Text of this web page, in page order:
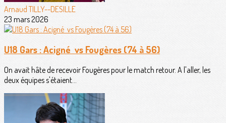
Arnaud TILLY--DESILLE
23 mars 2026
U18 Gars : Acigné vs Fougères (74 à 56)
On avait hâte de recevoir Fougères pour le match retour. A l'aller, les
deux équipes s'étaient...